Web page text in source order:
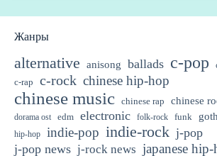
Жанры
alternative anisong ballads c-pop
c-rap
c-rock chinese hip-hop
chinese music chinese rap chinese
dorama ost edm electronic folk-rock funk
hip-hop indie-pop indie-rock j-pop
j-pop news j-rock news japanese hip-